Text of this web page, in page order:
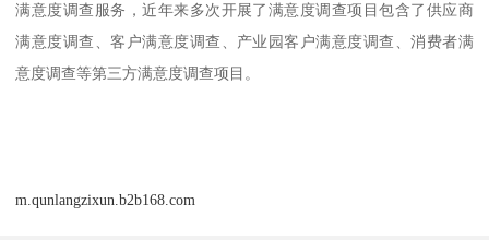
满意度调查服务，近年来多次开展了满意度调查项目包含了供应商
满意度调查、客户满意度调查、产业园客户满意度调查、消费者满
意度调查等第三方满意度调查项目。
m.qunlangzixun.b2b168.com